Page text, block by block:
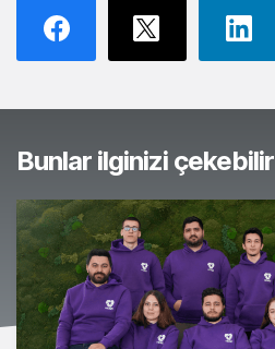
Bunlar ilginizi çekebilir